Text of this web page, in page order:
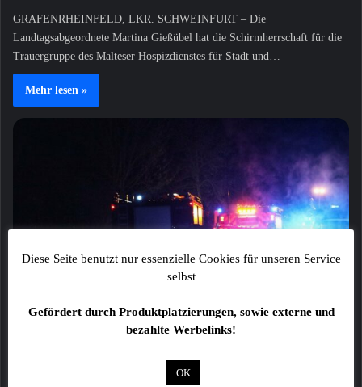
GRAFENRHEINFELD, LKR. SCHWEINFURT – Die
Landtagsabgeordnete Martina Gießübel hat die Schirmherrschaft für die
Trauergruppe des Malteser Hospizdienstes für Stadt und…
Mehr lesen »
Diese Seite benutzt nur essenzielle Cookies für unseren Service
selbst
Gefördert durch Produktplatzierungen, sowie externe und
bezahlte Werbelinks!
OK